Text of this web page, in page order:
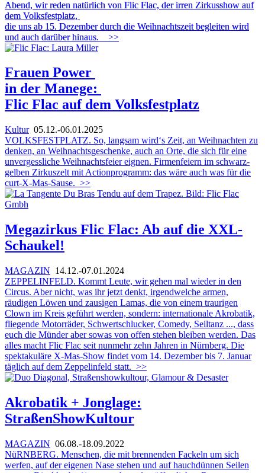
Abend, wir reden natürlich von Flic Flac, der irren Zirkusshow auf
dem Volksfestplatz,
die uns ab 15. Dezember durch die Weihnachtszeit begleiten wird
und auch darüber hinaus.
>>
Frauen Power
in der Manege:
Flic Flac auf dem Volksfestplatz
Kultur05.12.-06.01.2025
VOLKSFESTPLATZ. So, langsam wird‘s Zeit, an Weihnachten zu
denken, an Weihnachtsgeschenke, auch an Orte, die sich für eine
unvergessliche Weihnachtsfeier eignen. Firmenfeiern im schwarz-
gelben Zirkuszelt mit Actionprogramm: das wäre auch was für die
curt-X-Mas-Sause. >>
Megazirkus Flic Flac: Ab auf die XXL-
Schaukel!
MAGAZIN 14.12.-07.01.2024
ZEPPELINFELD. Kommt Leute, wir gehen mal wieder in den
Circus. Aber nicht, was ihr jetzt denkt, irgendwelche armen,
räudigen Löwen und zausigen Lamas, die von einem traurigen
Clown im Kreis geführt werden, sondern: internationale Akrobatik,
fliegende Motorräder, Schwertschlucker, Comedy, Seiltanz ..., dass
euch die Münder aber sowas von offen stehen bleiben werden. Das
alles macht Flic Flac seit nunmehr zehn Jahren in Nürnberg. Die
spektakuläre X-Mas-Show findet vom 14. Dezember bis 7. Januar
täglich auf dem Zeppelinfeld statt. >>
Akrobatik + Jonglage:
StraßenShowKultour
MAGAZIN 06.08.-18.09.2022
NüRNBERG. Menschen, die mit brennenden Fackeln um sich
werfen, auf der eigenen Nase stehen und auf hauchdünnen Seilen